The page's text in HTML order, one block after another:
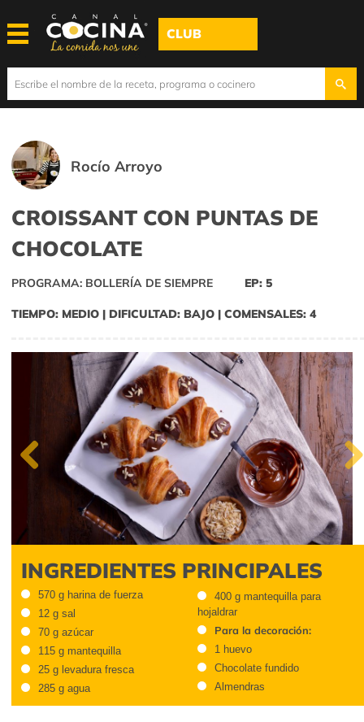
CLUB
Rocío Arroyo
CROISSANT CON PUNTAS DE
CHOCOLATE
PROGRAMA: BOLLERÍA DE SIEMPRE EP: 5
TIEMPO: MEDIO | DIFICULTAD: BAJO | COMENSALES: 4
Next
INGREDIENTES PRINCIPALES
570 g harina de fuerza
12 g sal
70 g azúcar
115 g mantequilla
25 g levadura fresca
285 g agua
400 g mantequilla para
hojaldrar
Para la decoración:
1 huevo
Chocolate fundido
Almendras